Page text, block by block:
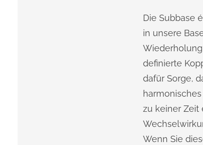
Die Subbase
in unsere
definierte
dafür Sorge,
zu keiner Zeit
Wenn Sie